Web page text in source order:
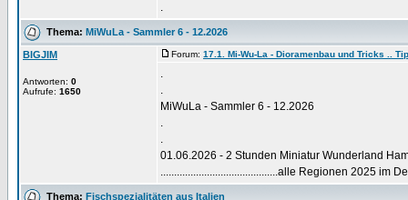
.
Thema: MiWuLa - Sammler 6 - 12.2026
BIGJIM
Antworten: 0
Aufrufe: 1650
Forum: 17.1. Mi-Wu-La - Dioramenbau und Tricks ..
.
.
MiWuLa - Sammler 6 - 12.2026
.
.
01.06.2026 - 2 Stunden Miniatur Wunderland
...........................................alle Regionen 2025 im
Thema: Fischspezialitäten aus Italien